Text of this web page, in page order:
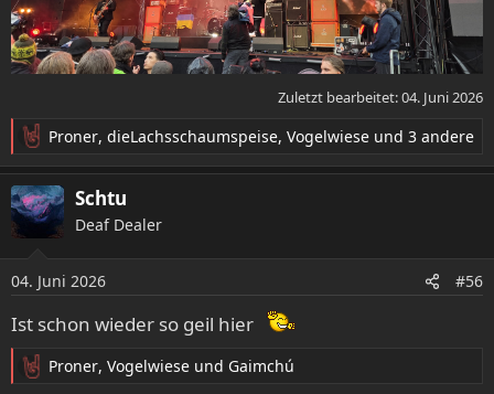
Zuletzt bearbeitet:04. Juni 2026
R
e
a
k
n
n
:
Proner, dieLachsschaumspeise, Vogelwiese und 3 andere
Schtu
Deaf Dealer
04. Juni 2026 #56
Ist schon wieder so geil hier
R
Proner, Vogelwiese und Gaimchú